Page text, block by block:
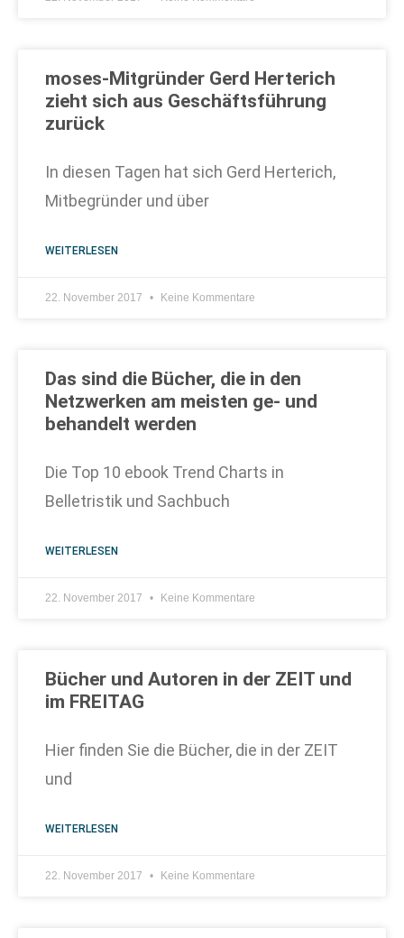
moses-Mitgründer Gerd Herterich
zieht sich aus Geschäftsführung
zurück
In diesen Tagen hat sich Gerd Herterich,
Mitbegründer und über
WEITERLESEN
22. November 2017 Keine Kommentare
Das sind die Bücher, die in den
Netzwerken am meisten ge- und
behandelt werden
Die Top 10 ebook Trend Charts in
Belletristik und Sachbuch
WEITERLESEN
22. November 2017 Keine Kommentare
Bücher und Autoren in der ZEIT und
im FREITAG
Hier finden Sie die Bücher, die in der ZEIT
und
WEITERLESEN
22. November 2017 Keine Kommentare